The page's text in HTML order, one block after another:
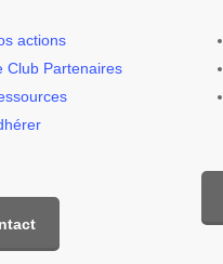
actions
Club Partenaires